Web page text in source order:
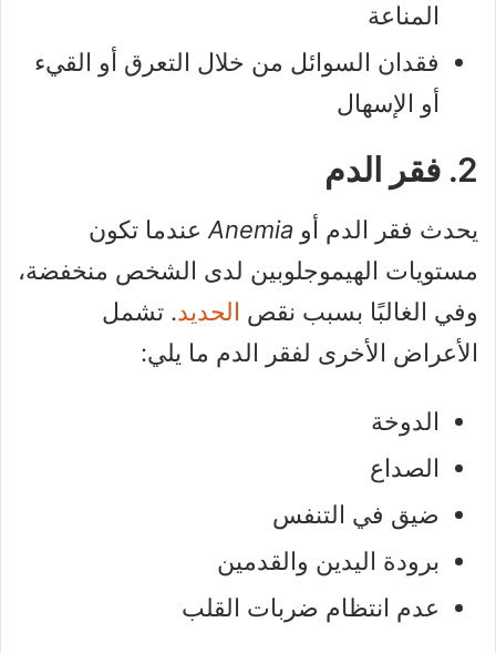
المناعة
فقدان السوائل من خلال التعرق أو القيء
أو الإسهال
2. فقر الدم
يحدث فقر الدم أو Anemia عندما تكون
مستويات الهيموجلوبين لدى الشخص منخفضة،
وفي الغالبًا بسبب نقص الحديد. تشمل
الأعراض الأخرى لفقر الدم ما يلي:
الدوخة
الصداع
ضيق في التنفس
برودة اليدين والقدمين
عدم انتظام ضربات القلب